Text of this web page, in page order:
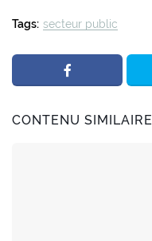
Tags: secteur public
CONTENU SIMILAIRE